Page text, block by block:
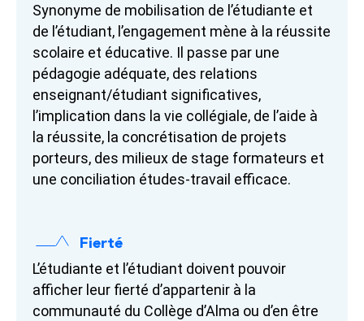
Synonyme de mobilisation de l’étudiante et
de l’étudiant, l’engagement mène à la réussite
scolaire et éducative. Il passe par une
pédagogie adéquate, des relations
enseignant/étudiant significatives,
l’implication dans la vie collégiale, de l’aide à
la réussite, la concrétisation de projets
porteurs, des milieux de stage formateurs et
une conciliation études-travail efficace.
Fierté
L’étudiante et l’étudiant doivent pouvoir
afficher leur fierté d’appartenir à la
communauté du Collège d’Alma ou d’en être